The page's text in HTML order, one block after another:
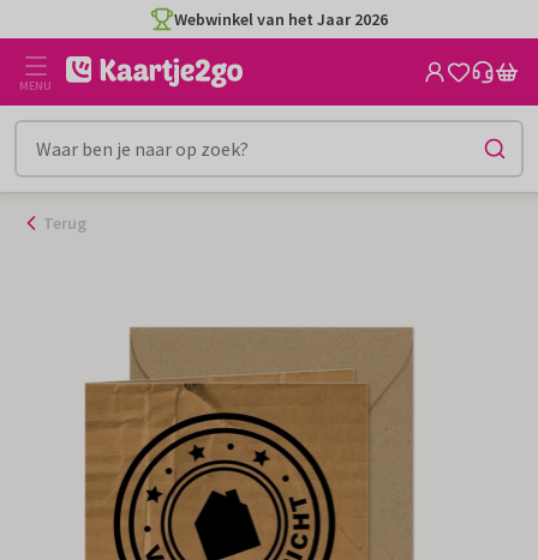
naar
inhoud
Webwinkel van het Jaar 2026
MENU
Terug